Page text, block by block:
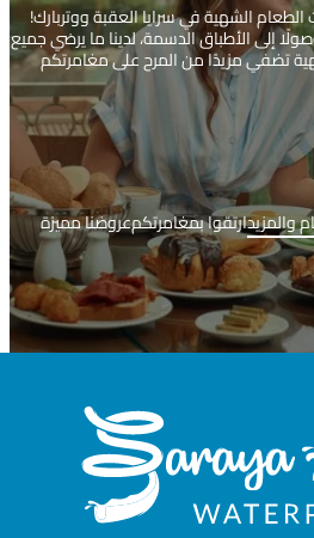
والمزيدارتقوا بمغامرتكمعروضنا مميزة
ووتربارك مع تجاربنا الحصرية! احجزوا كابانا
واسترخوا بأناقة في المجلس، أو اختبروا
لقضاء يوم لا يُنسى. اجعلوا زيارتكم